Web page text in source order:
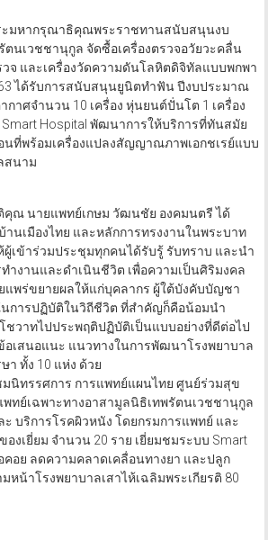
ะมหากรุณาธิคุณพระราชทานสนับสนุนงบ
นเวชชานุกูล จัดซื้อเครื่องตรวจอวัยวะคลื่น
จ และเครื่องวัดความดันโลหิตดิจิทัลแบบพกพา
ได้รับการสนับสนุนยูนิตทำฟัน ปีงบประมาณ
กาศจำนวน 10 เครื่อง หุ่นยนต์ปั่นโต 1 เครื่อง
Smart Hospital พัฒนาการให้บริการที่ทันสมัย
นที่พร้อมเครื่องแปลงสัญญาณภาพเอกชเรย์แบบ
คุณ นายแพทย์เกษม วัฒนชัย องคมนตรี ได้
านเมืองไทย และหลักการทรงงานในพระบาท
ผู้เข้าร่วมประชุมทุกคนได้รับรู้ รับทราบ และนำ
ำงานและดำเนินชีวิต เพื่อความเป็นศิริมงคล
พร่ขยายผลให้แก่บุคลากร ผู้ใต้บังคับบัญชา
นการปฏิบัติในวิถีชีวิต ที่สำคัญก็คือน้อมนำ
วาทไปประพฤติปฏิบัติเป็นแบบอย่างที่ดีต่อไป
เสนอแนะ แนวทางในการพัฒนาโรงพยาบาล
า ทั้ง 10 แห่ง ด้วย
นิทรรศการ การแพทย์แผนไทย ศูนย์ร่วมสุข
ทย์เฉพาะทางอาสามูลนิธิเทพรัตนเวชชานุกูล
บริการโรคผิวหนัง โดยกรมการแพทย์ และ
งเยี่ยม จำนวน 20 ราย เยี่ยมชมระบบ Smart
คอย ลดความคลาดเคลื่อนทางยา และปลูก
น้าโรงพยาบาลเสาไห้เฉลิมพระเกียรติ 80